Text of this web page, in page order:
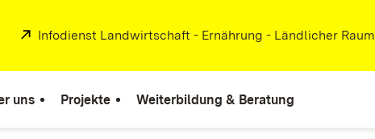
Extern:
Infodienst Landwirtschaft - Ernährung - Ländlicher Raum
uns Projekte Weiterbildung & Beratung